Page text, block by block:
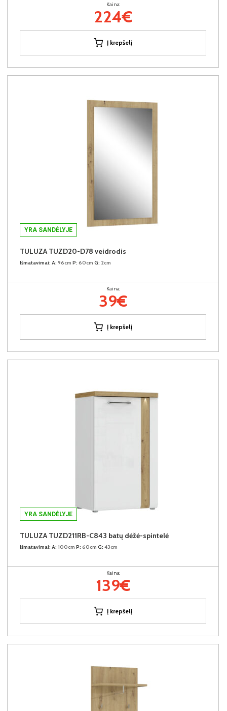
Kaina:
224€
Į krepšelį
YRA SANDĖLYJE
TULUZA TUZD20-D78 veidrodis
Išmatavimai: A: 96cm P: 60cm G: 2cm
Kaina:
39€
Į krepšelį
YRA SANDĖLYJE
TULUZA TUZD211RB-C843 batų dėžė-spintelė
Išmatavimai: A: 100cm P: 60cm G: 43cm
Kaina:
139€
Į krepšelį